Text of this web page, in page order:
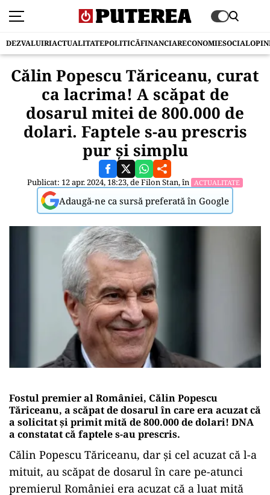
DEZVALUIRIACTUALITATEPOLITICĂFINANCIARECONOMIESOCIAL
Călin Popescu Tăriceanu, curat
ca lacrima! A scăpat de
dosarul mitei de 800.000 de
dolari. Faptele s-au prescris
pur și simplu
Publicat: 12 apr. 2024, 18:23, deFilon Stan, în ACTUALITATE
Adaugă-ne ca sursă preferată în Google
Fostul premier al României, Călin Popescu
Tăriceanu, a scăpat de dosarul în care era acuzat că
a solicitat și primit mită de 800.000 de dolari! DNA
a constatat că faptele s-au prescris.
Călin Popescu Tăriceanu, dar și cel acuzat că l-a
mituit, au scăpat de dosarul în care pe-atunci
premierul României era acuzat că a luat mită